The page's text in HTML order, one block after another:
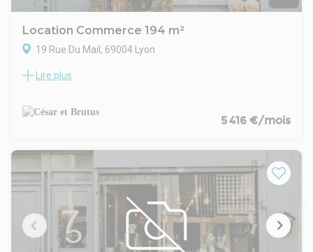
Rocade Porte du Vinatier (Périphérique Lyon)
Dépot de garantie : 6 mois de loyer HT/HC
Location Commerce 194 m²
19 Rue Du Mail, 69004 Lyon
Location Local Commercial / Activité de service – Lyon 4
Surface : 194 m² en rez-de-chaussée
Loyer annuel : 65 000 € HT et HC
ce local commercial bénéficie d'un emplacement recherché
au 19 rue du Mail (69004 Lyon), dans un environnement
vivant et commerçant.
Le quartier attire une clientèle locale fidèle et un flux
constant de visiteurs grâce à sa mixité entre habitants,
artisans, professions libérales et commerces de proximité.
À proximité, vous trouverez notamment : boulangeries
Lire plus
5 416 €/mois